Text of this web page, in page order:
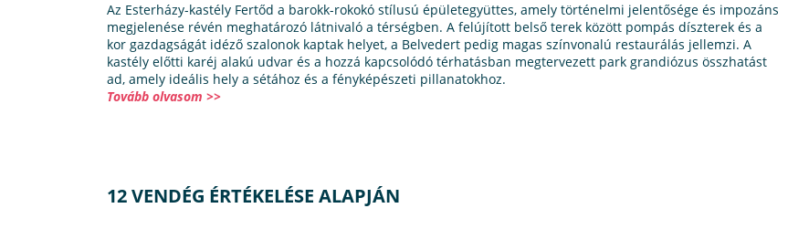
Az Esterházy-kastély Fertőd a barokk-rokokó stílusú épületegyüttes, amely történelmi jelentősége és impozáns
megjelenése révén meghatározó látnivaló a térségben. A felújított belső terek között pompás díszterek és a
kor gazdagságát idéző szalonok kaptak helyet, a Belvedert pedig magas színvonalú restaurálás jellemzi. A
kastély előtti karéj alakú udvar és a hozzá kapcsolódó térhatásban megtervezett park grandiózus összhatást
ad, amely ideális hely a sétához és a fényképészeti pillanatokhoz.
Tovább olvasom >>
12 VENDÉG ÉRTÉKELÉSE ALAPJÁN